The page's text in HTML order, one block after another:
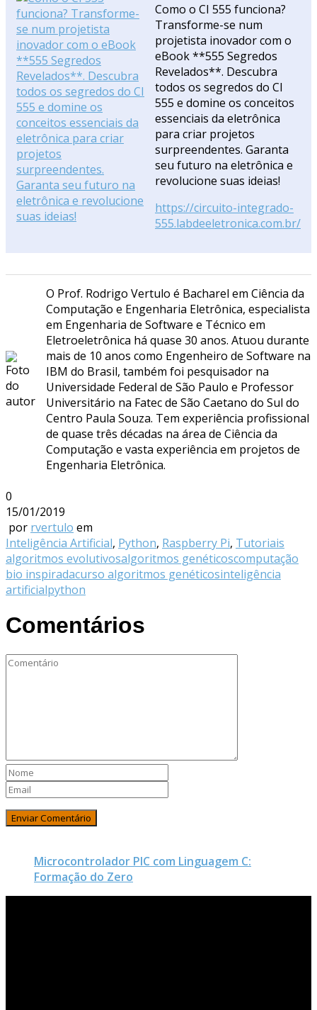
Como o CI 555 funciona?
Transforme-se num
projetista inovador com o
eBook **555 Segredos
Revelados**. Descubra
todos os segredos do CI
555 e domine os conceitos
essenciais da eletrônica
para criar projetos
surpreendentes. Garanta
seu futuro na eletrônica e
revolucione suas ideias!
https://circuito-integrado-
555.labdeeletronica.com.br/
O Prof. Rodrigo Vertulo é Bacharel em Ciência da
Computação e Engenharia Eletrônica, especialista
em Engenharia de Software e Técnico em
Eletroeletrônica há quase 30 anos. Atuou durante
mais de 10 anos como Engenheiro de Software na
IBM do Brasil, também foi pesquisador na
Universidade Federal de São Paulo e Professor
Universitário na Fatec de São Caetano do Sul do
Centro Paula Souza. Tem experiência profissional
de quase três décadas na área de Ciência da
Computação e vasta experiência em projetos de
Engenharia Eletrônica.
0
15/01/2019
por rvertulo em
Inteligência Artificial, Python, Raspberry Pi, Tutoriais
algoritmos evolutivosalgoritmos genéticoscomputação
bio inspiradacurso algoritmos genéticosinteligência
artificialpython
Comentários
Microcontrolador PIC com Linguagem C:
Formação do Zero